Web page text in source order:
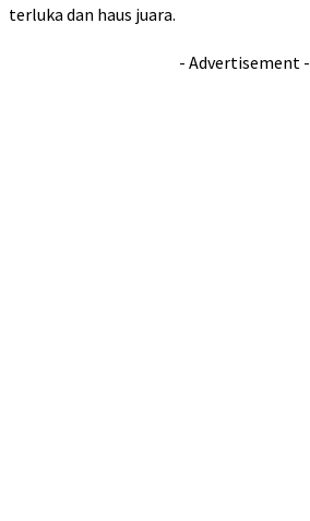
terluka dan haus juara.
- Advertisement -